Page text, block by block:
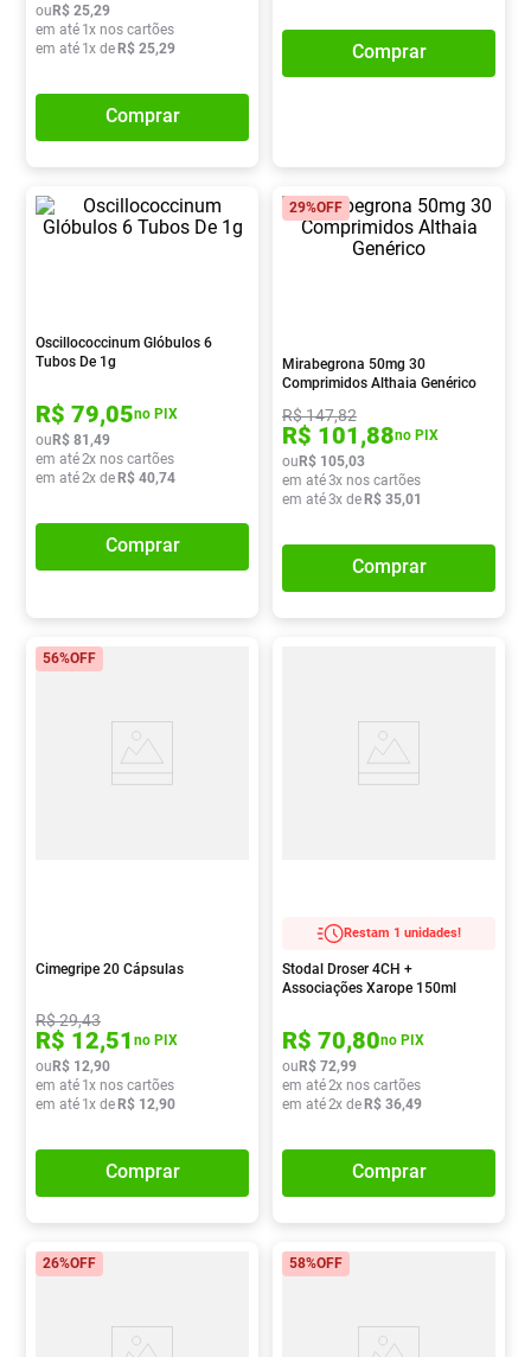
ouR$ 25,29
em até 1x nos cartões
em até 1x deR$ 25,29
Comprar
Comprar
Oscillococcinum Glóbulos 6
Tubos De 1g
R$ 79,05no PIX
ouR$ 81 ,49
em até2x nos cartões
em até2x deR$ 40,74
Comprar
29%OFF
Mirabegrona 50mg 30
Comprimidos Althaia Genérico
R$147,82
R$ 101,88no PIX
ouR$ 105,03
em até3x nos cartões
em até3x deR$ 35,01
Comprar
56%OFF
Cimegripe 20 Cápsulas
R$29,43
R$ 12,51 no PIX
ouR$ 12,90
em até 1x nos cartões
em até 1x deR$ 12,90
Comprar
Restam 1 unidades!
Stodal Droser 4CH +
Associações Xarope 150ml
R$ 70,80no PIX
ouR$ 72,99
em até2x nos cartões
em até2x deR$ 36,49
Comprar
26%OFF 58%OFF